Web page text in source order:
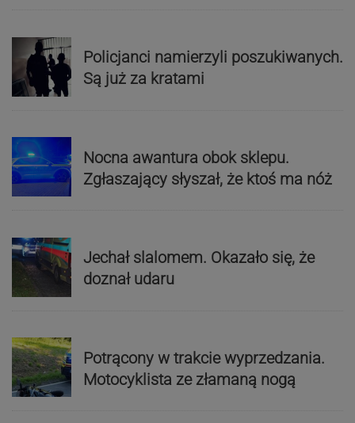
Policjanci namierzyli poszukiwanych.
Są już za kratami
Nocna awantura obok sklepu.
Zgłaszający słyszał, że ktoś ma nóż
Jechał slalomem. Okazało się, że
doznał udaru
Potrącony w trakcie wyprzedzania.
Motocyklista ze złamaną nogą